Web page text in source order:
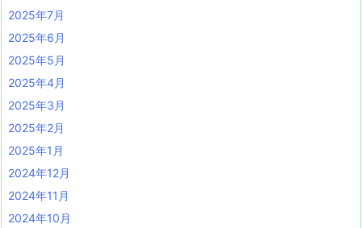
2025年7月
2025年6月
2025年5月
2025年4月
2025年3月
2025年2月
2025年1月
2024年12月
2024年11月
2024年10月